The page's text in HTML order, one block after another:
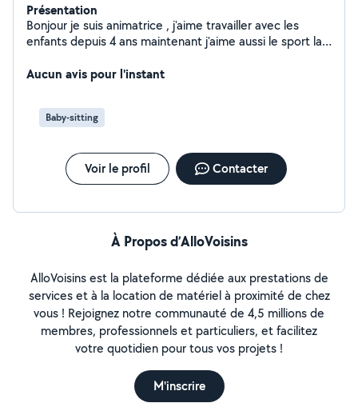
Présentation
Bonjour je suis animatrice , j'aime travailler avec les
enfants depuis 4 ans maintenant j'aime aussi le sport la
fait des études de commerce .
Aucun avis pour l'instant
Baby-sitting
Voir le profil Contacter
À Propos d’AlloVoisins
AlloVoisins est la plateforme dédiée aux prestations de
services et à la location de matériel à proximité de chez
vous ! Rejoignez notre communauté de 4,5 millions de
membres, professionnels et particuliers, et facilitez
votre quotidien pour tous vos projets !
M'inscrire